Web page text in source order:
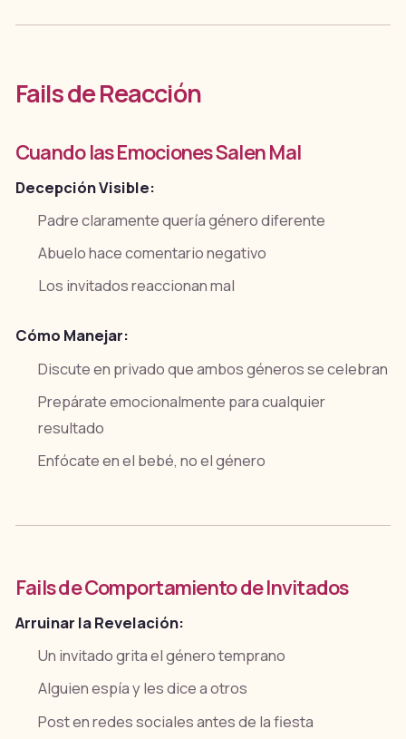
Fails de Reacción
Cuando las Emociones Salen Mal
Decepción Visible:
Padre claramente quería género diferente
Abuelo hace comentario negativo
Los invitados reaccionan mal
Cómo Manejar:
Discute en privado que ambos géneros se celebran
Prepárate emocionalmente para cualquier
resultado
Enfócate en el bebé, no el género
Fails de Comportamiento de Invitados
Arruinar la Revelación:
Un invitado grita el género temprano
Alguien espía y les dice a otros
Post en redes sociales antes de la fiesta